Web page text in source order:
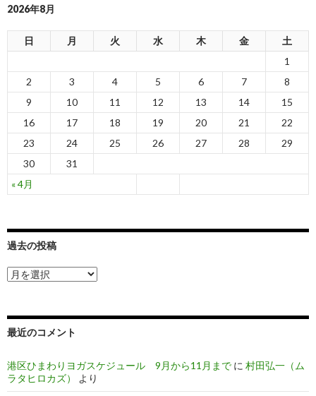
2026年8月
日 月 火 水 木 金 土
« 4月
1
2
3 4 5 6 7
8
9
10 11 12 13 14
15
16
17 18 19 20 21
22
23
24 25 26 27 28
29
30
31
過去の投稿
過
去
最近のコメント
港区ひまわりヨガスケジュール 9月から11月まで に 村田弘一（ム
ラタヒロカズ）
より